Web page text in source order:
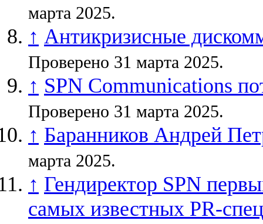
марта 2025.
↑ Антикризисные
Проверено 31 марта 2025.
↑ SPN Communications
Проверено 31 марта 2025.
↑ Баранников Андрей
марта 2025.
↑ Гендиректор SPN
самых известных PR-